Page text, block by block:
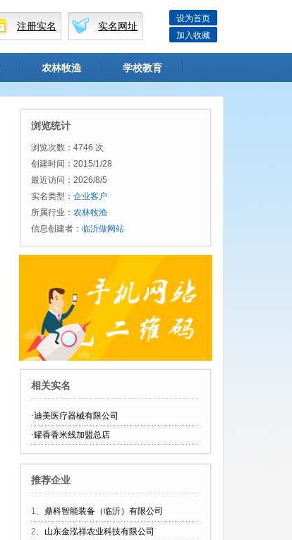
注册实名 实名网址
设为首页
加入收藏
农林牧渔 学校教育
浏览统计
浏览次数：4746 次
创建时间：2015/1/28
最近访问：2026/8/5
实名类型： 企业客户
所属行业： 农林牧渔
信息创建者： 临沂做网站
相关实名
·迪美医疗器械有限公司
·罐香香米线加盟总店
推荐企业
1、 鼎科智能装备（临沂）有限公司
2、 山东金泓祥农业科技有限公司